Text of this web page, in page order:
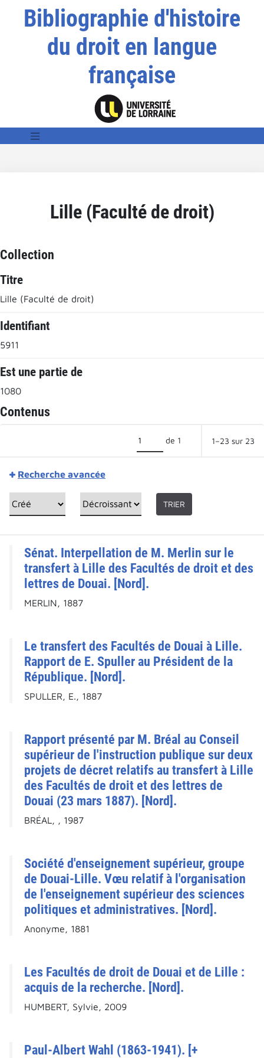
Bibliographie d'histoire
du droit en langue
française
Lille (Faculté de droit)
Collection
Titre
Lille (Faculté de droit)
Identifiant
5911
Est une partie de
1080
Contenus
de 1 1–23 sur 23
Recherche avancée
TRIER
Sénat. Interpellation de M. Merlin sur le
transfert à Lille des Facultés de droit et des
lettres de Douai. [Nord].
MERLIN, 1887
Le transfert des Facultés de Douai à Lille.
Rapport de E. Spuller au Président de la
République. [Nord].
SPULLER, E., 1887
Rapport présenté par M. Bréal au Conseil
supérieur de l'instruction publique sur deux
projets de décret relatifs au transfert à Lille
des Facultés de droit et des lettres de
Douai (23 mars 1887). [Nord].
BRÉAL, , 1987
Société d'enseignement supérieur, groupe
de Douai-Lille. Vœu relatif à l'organisation
de l'enseignement supérieur des sciences
politiques et administratives. [Nord].
Anonyme, 1881
Les Facultés de droit de Douai et de Lille :
acquis de la recherche. [Nord].
HUMBERT, Sylvie, 2009
Paul-Albert Wahl (1863-1941). [+